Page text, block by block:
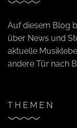
Auf diesem Blog
über News und
aktuelle
andere Tür nach
THEMEN